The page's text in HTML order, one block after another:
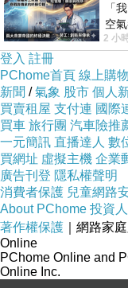
「
空
試
2 小
登入 註冊
PChome首頁 線上購物
新聞 /氣象 股市 個人
買賣租屋 支付連 國際
買車 旅行團 汽車險推
一元簡訊 直播達人 數
買網址 虛擬主機 企業
廣告刊登 隱私權聲明
消費者保護 兒童網路
About PChome 投資
著作權保護 ｜網路家
Online
PChome Online and
Online Inc.